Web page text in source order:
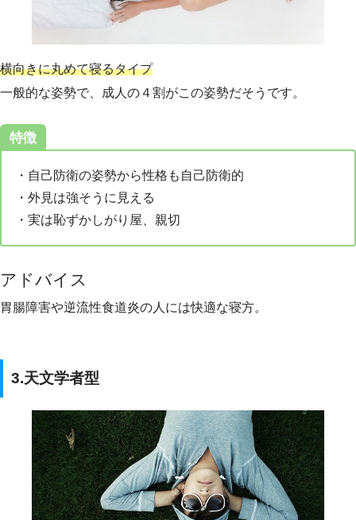
横向きに丸めて寝るタイプ
一般的な姿勢で、成人の４割がこの姿勢だそうです。
特徴
・自己防衛の姿勢から性格も自己防衛的
・外見は強そうに見える
・実は恥ずかしがり屋、親切
アドバイス
胃腸障害や逆流性食道炎の人には快適な寝方。
3.天文学者型